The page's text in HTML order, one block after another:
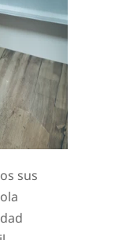
sus